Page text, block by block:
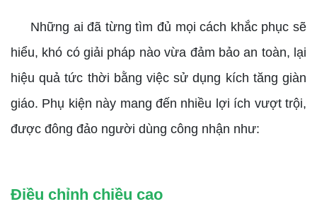
Những ai đã từng tìm đủ mọi cách khắc phục sẽ
hiểu, khó có giải pháp nào vừa đảm bảo an toàn, lại
hiệu quả tức thời bằng việc sử dụng kích tăng giàn
giáo. Phụ kiện này mang đến nhiều lợi ích vượt trội,
được đông đảo người dùng công nhận như:
Điều chỉnh chiều cao